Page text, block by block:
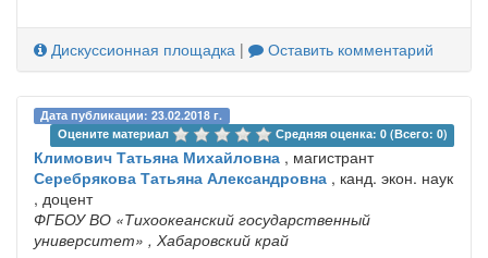
Дискуссионная площадка | Оставить комментарий
Дата публикации: 23.02.2018 г.
Оцените материал
Средняя оценка: 0 (Всего: 0)
Климович Татьяна Михайловна , магистрант
Серебрякова Татьяна Александровна , канд. экон. наук
, доцент
ФГБОУ ВО «Тихоокеанский государственный
университет» , Хабаровский край